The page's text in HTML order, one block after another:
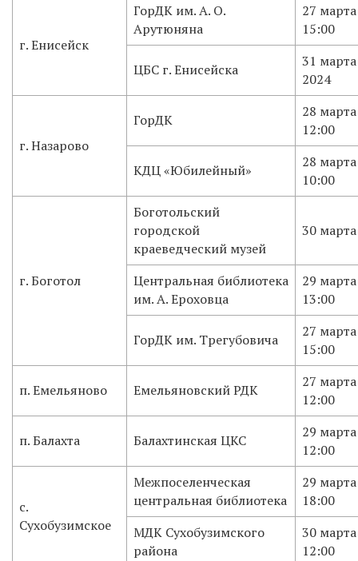
г. Енисейск
ГорДК им. А. О.
Арутюняна
27 марта
15:00
ЦБС г. Енисейска
31 марта
2024
г. Назарово
ГорДК
28 марта
12:00
КДЦ «Юбилейный»
28 марта
10:00
г. Боготол
Боготольский
городской
краеведческий музей
30 марта
Центральная библиотека
им. А. Ероховца
29 марта
13:00
ГорДК им. Трегубовича
27 марта
15:00
п. Емельяново Емельяновский РДК
27 марта
12:00
п. Балахта Балахтинская ЦКС
29 марта
12:00
с.
Сухобузимское
Межпоселенческая
центральная библиотека
29 марта
18:00
МДК Сухобузимского
района
30 марта
12:00